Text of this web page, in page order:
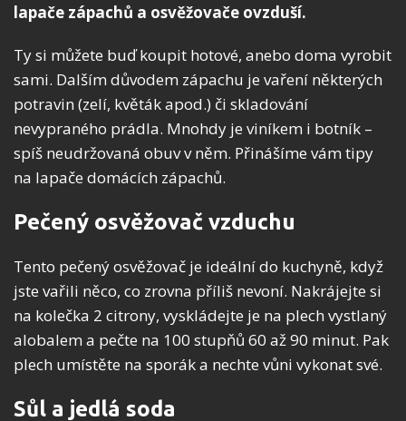
lapače zápachů a osvěžovače ovzduší.
Ty si můžete buď koupit hotové, anebo doma vyrobit
sami. Dalším důvodem zápachu je vaření některých
potravin (zelí, květák apod.) či skladování
nevypraného prádla. Mnohdy je viníkem i botník –
spíš neudržovaná obuv v něm. Přinášíme vám tipy
na lapače domácích zápachů.
Pečený osvěžovač vzduchu
Tento pečený osvěžovač je ideální do kuchyně, když
jste vařili něco, co zrovna příliš nevoní. Nakrájejte si
na kolečka 2 citrony, vyskládejte je na plech vystlaný
alobalem a pečte na 100 stupňů 60 až 90 minut. Pak
plech umístěte na sporák a nechte vůni vykonat své.
Sůl a jedlá soda